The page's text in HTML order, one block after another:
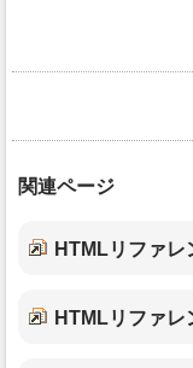
関連ページ
HTMLリファレ
HTMLリファレ